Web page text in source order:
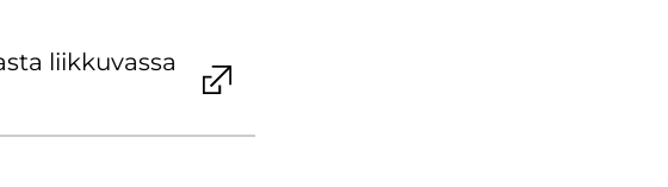
liik­ku­vas­sa